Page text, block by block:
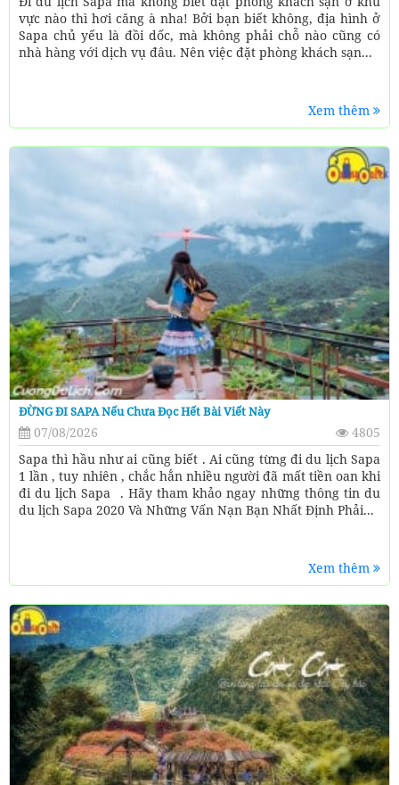
vực nào thì hơi căng à nha! Bởi bạn biết không, địa hình ở
Sapa chủ yếu là đồi dốc, mà không phải chỗ nào cũng có
nhà hàng với dịch vụ đâu. Nên việc đặt phòng khách sạn...
Xem thêm
ĐỪNG ĐI SAPA Nếu Chưa Đọc Hết Bài Viết Này
07/08/2026
4805
Sapa thì hầu như ai cũng biết . Ai cũng từng đi du lịch Sapa
1 lần , tuy nhiên , chắc hẳn nhiều người đã mất tiền oan khi
đi du lịch Sapa . Hãy tham khảo ngay những thông tin du
du lịch Sapa 2020 Và Những Vấn Nạn Bạn Nhất Định Phải...
Xem thêm